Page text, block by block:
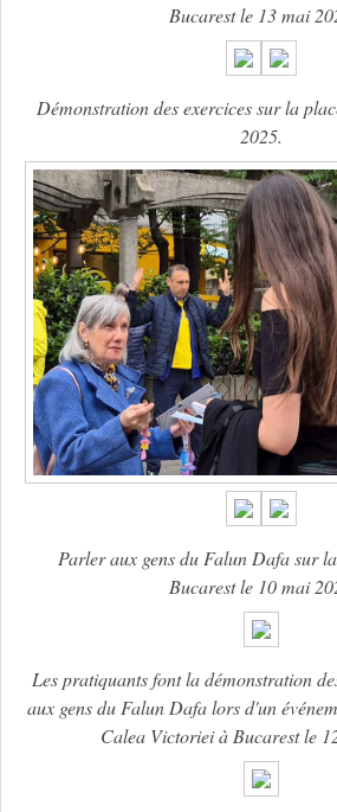
Bucarest le 13 mai
Démonstration des exercices sur la
2025.
Parler aux gens du Falun Dafa sur
Bucarest le 10 mai
Les pratiquants font la démonstration
aux gens du Falun Dafa lors d'un
Calea Victoriei à Bucarest le